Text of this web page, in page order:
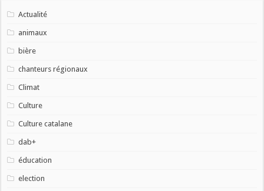
Actualité
animaux
bière
chanteurs régionaux
Climat
Culture
Culture catalane
dab+
éducation
election